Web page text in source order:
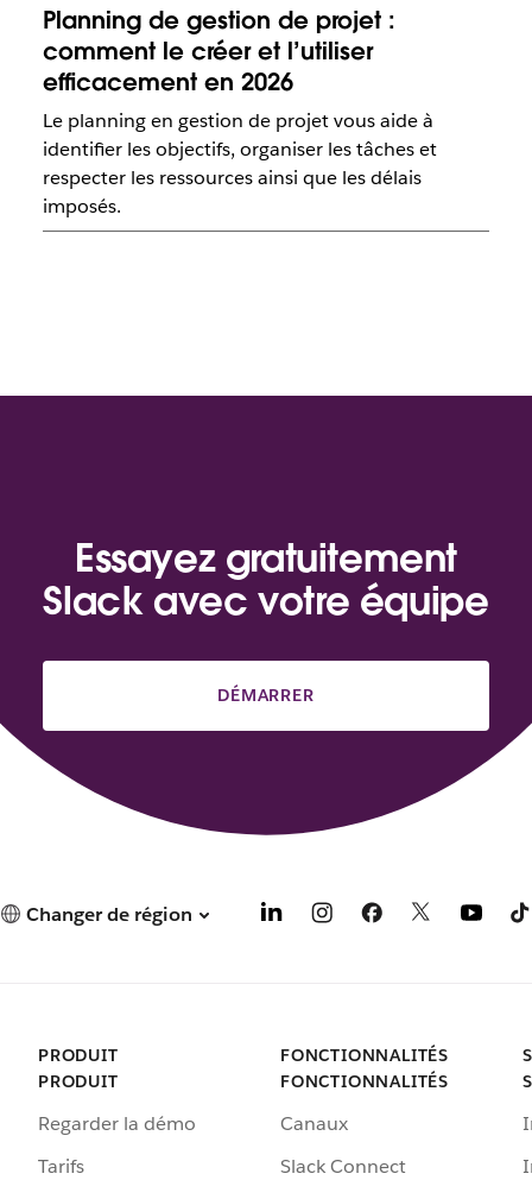
Planning de gestion de projet :
comment le créer et l’utiliser
efficacement en 2026
Le planning en gestion de projet vous aide à
identifier les objectifs, organiser les tâches et
respecter les ressources ainsi que les délais
imposés.
Essayez gratuitement
Slack avec votre équipe
DÉMARRER
Changer de région
PRODUIT
PRODUIT
Regarder la démo
Tarifs
FONCTIONNALITÉS
FONCTIONNALITÉS
Canaux
Slack Connect